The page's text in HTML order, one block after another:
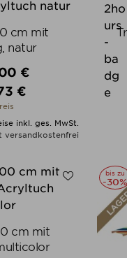
cm mit
natur
€
€
inkl. ges. MwSt.
versandkostenfrei
cm mit
bis zu
-